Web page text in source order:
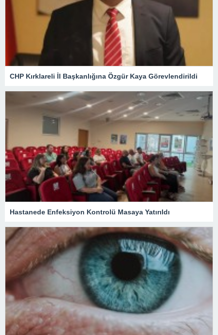
CHP Kırklareli İl Başkanlığına Özgür Kaya Görevlendirildi
Hastanede Enfeksiyon Kontrolü Masaya Yatırıldı